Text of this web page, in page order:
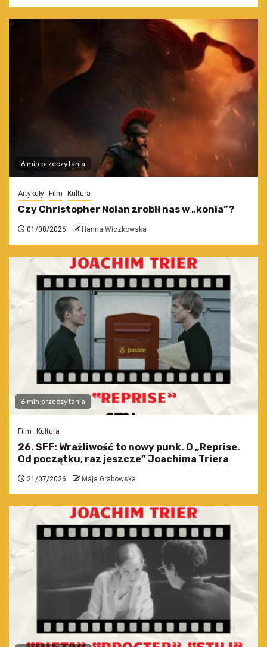
6 min przeczytania
Artykuły Film Kultura
Czy Christopher Nolan zrobił nas w „konia”?
01/08/2026 Hanna Wiczkowska
6 min przeczytania
Film Kultura
26. SFF: Wrażliwość to nowy punk. O „Reprise.
Od początku, raz jeszcze” Joachima Triera
21/07/2026 Maja Grabowska